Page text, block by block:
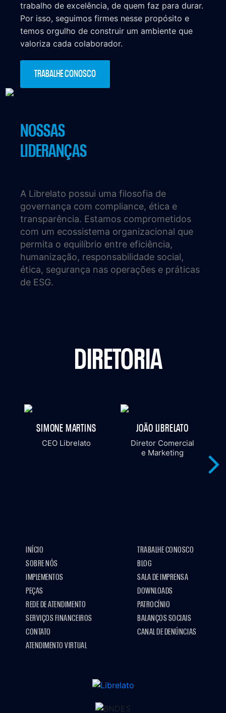
trabalho de excelência, de quem faz para durar.
Por isso, seguimos firmes nesse propósito e
temos orgulho de construir um ambiente que
valoriza cada colaborador.
TRABALHE CONOSCO
NOSSAS
LIDERANÇAS
A Librelato possui uma filosofia de
governança com compliance, ética e
transparência. Estamos comprometidos
com um ecossistema organizacional que
permita o equilíbrio entre eficiência,
humanização, responsabilidade social,
ética, segurança nas operações e práticas
de ESG.
DIRETORIA
SIMONE MARTINS
CEO Librelato
JOÃO LIBRELATO
Diretor Comercial
e Marketing
INÍCIO
SOBRE NÓS
IMPLEMENTOS
PEÇAS
REDE DE ATENDIMENTO
SERVIÇOS FINANCEIROS
CONTATO
ATENDIMENTO VIRTUAL
TRABALHE CONOSCO
BLOG
SALA DE IMPRENSA
DOWNLOADS
PATROCÍNIO
BALANÇOS SOCIAIS
CANAL DE DENÚNCIAS